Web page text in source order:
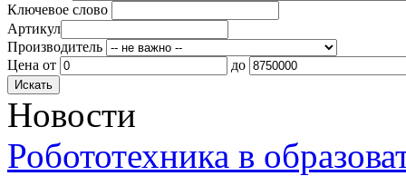
Ключевое слово
Артикул
Производитель
Цена от до
Новости
Робототехника в